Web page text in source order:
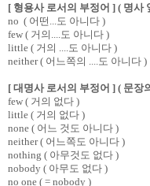
[ 형용사 로서의 부정어 ] ( 명사
no ( 어떤...도 아니다 )
few ( 거의....도 아니다 )
little ( 거의 ....도 아니다 )
neither ( 어느쪽의 ....도 아니다 )
[ 대명사 로서의 부정어 ] ( 문장
few ( 거의 없다 )
little ( 거의 없다 )
none ( 어느 것도 아니다 )
neither ( 어느쪽도 아니다 )
nothing ( 아무것도 없다 )
nobody ( 아무도 없다 )
no one ( = nobody )